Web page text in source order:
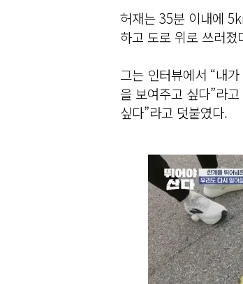
허재는 35분 이내에
하고 도로 위로 쓰러졌
그는 인터뷰에서 “내
을 보여주고 싶다”라
싶다”라고 덧붙였다.